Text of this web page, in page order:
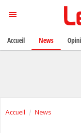
Accueil News
Accueil News